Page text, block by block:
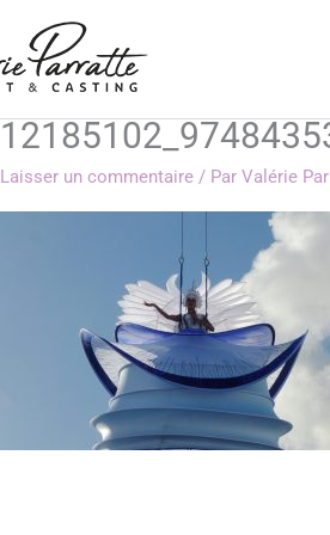
Laisser un commentaire / ParValérie